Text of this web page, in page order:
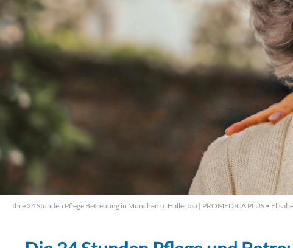
Ihre 24 Stunden Pflege Betreuung in München u. Hallertau | PROMEDICA PLUS •